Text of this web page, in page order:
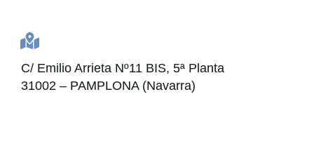
C/ Emilio Arrieta Nº11 BIS, 5ª Planta
31002 – PAMPLONA (Navarra)